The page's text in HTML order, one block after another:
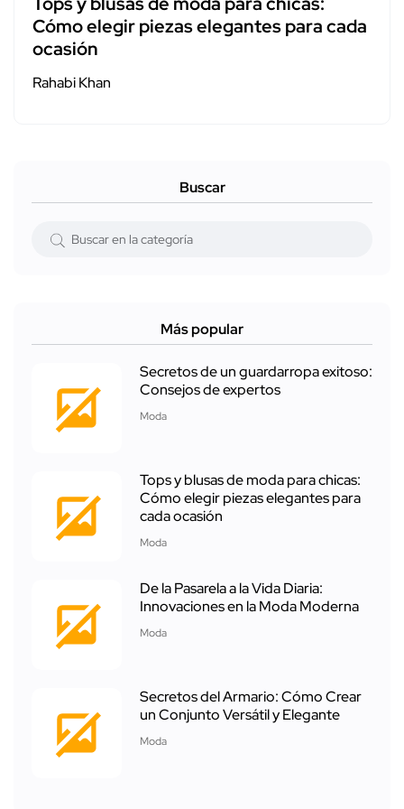
Cómo elegir piezas elegantes para cada
ocasión
Rahabi Khan
Buscar
Más popular
Secretos de un guardarropa exitoso:
Consejos de expertos
Moda
Tops y blusas de moda para chicas:
Cómo elegir piezas elegantes para
cada ocasión
Moda
De la Pasarela a la Vida Diaria:
Innovaciones en la Moda Moderna
Moda
Secretos del Armario: Cómo Crear
un Conjunto Versátil y Elegante
Moda